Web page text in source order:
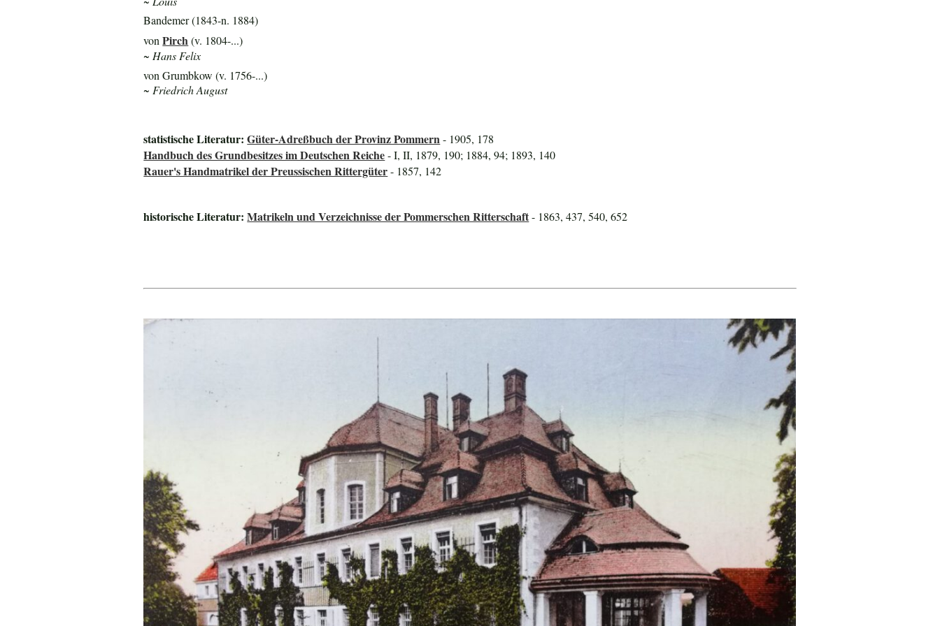
Bandemer (1843-n. 1884)
vonPirch(v. 1804-...)
~ Hans Felix
von Grumbkow (v. 1756-...)
~ Friedrich August
statistische Literatur:Güter-Adreßbuch der Provinz Pommern- 1905, 178
Handbuch des Grundbesitzes im Deutschen Reiche- I, II, 1879, 190; 1884, 94; 1893, 140
Rauer's Handmatrikel der Preussischen Rittergüter- 1857, 142
historische Literatur:Matrikeln und Verzeichnisse der Pommerschen Ritterschaft- 1863, 437, 540, 652